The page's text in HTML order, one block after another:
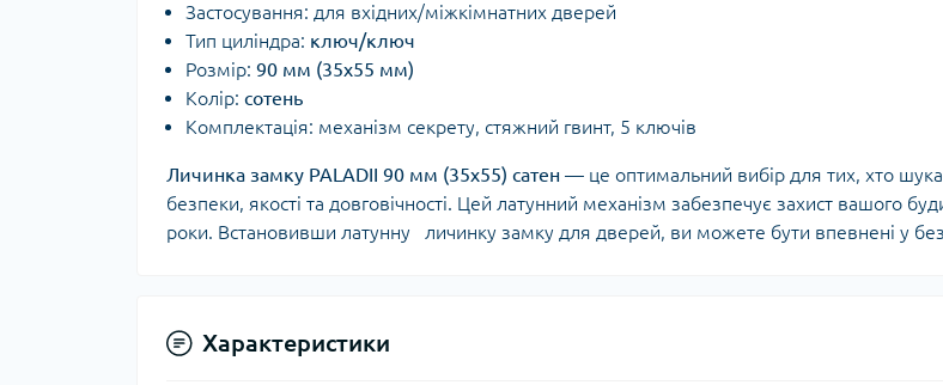
Застосування: для вхідних/міжкімнатних дверей
Тип циліндра: ключ/ключ
Розмір: 90 мм (35x55 мм)
Колір: сотень
Комплектація: механізм секрету, стяжний гвинт, 5 ключів
Личинка замку PALADII 90 мм (35x55) сатен — це оптимальний вибір для тих, хто
безпеки, якості та довговічності. Цей латунний механізм забезпечує захист вашого
роки. Встановивши латунну личинку замку для дверей, ви можете бути впевнені у
Характеристики